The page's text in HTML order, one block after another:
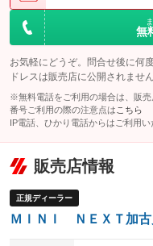
無
お気軽にどうぞ。問合せ後に何
ドレスは販売店に公開されません
※無料電話をご利用の場合は、販
番号ご利用の際の注意点は こちら
IP電話、ひかり電話からはご利用い
販売店情報
正規ディーラー
ＭＩＮＩ ＮＥＸＴ加古